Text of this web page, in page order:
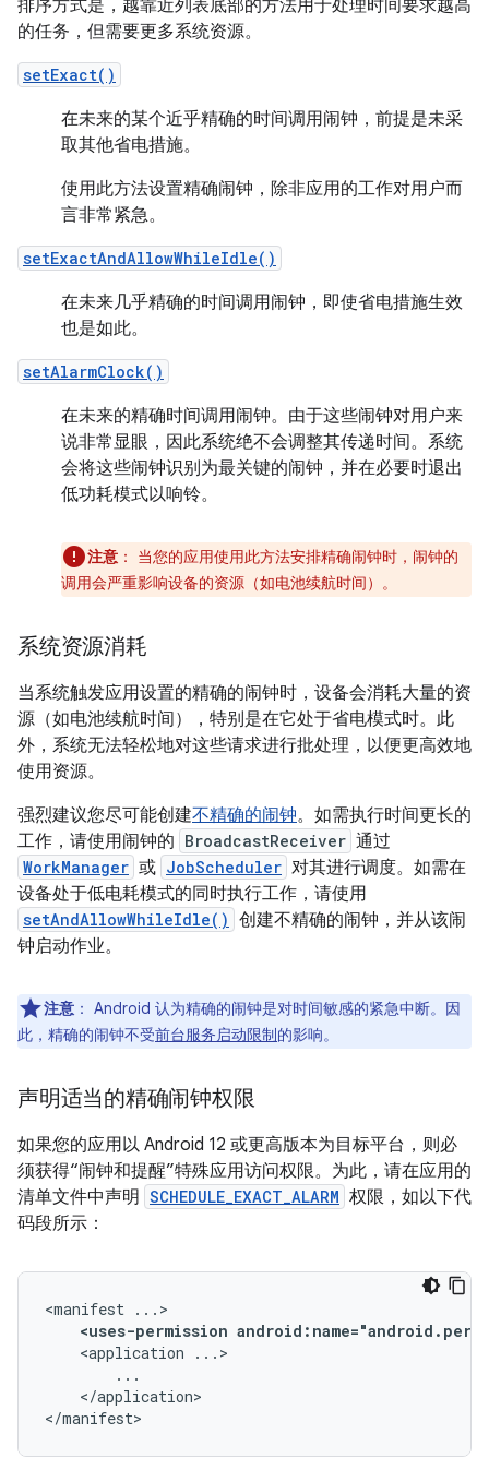
排序方式是，越靠近列表底部的方法用于处理时间要求越高
的任务，但需要更多系统资源。
setExact()
在未来的某个近乎精确的时间调用闹钟，前提是未采
取其他省电措施。
使用此方法设置精确闹钟，除非应用的工作对用户而
言非常紧急。
setExactAndAllowWhileIdle()
在未来几乎精确的时间调用闹钟，即使省电措施生效
也是如此。
setAlarmClock()
在未来的精确时间调用闹钟。由于这些闹钟对用户来
说非常显眼，因此系统绝不会调整其传递时间。系统
会将这些闹钟识别为最关键的闹钟，并在必要时退出
低功耗模式以响铃。
注意 ：
当您的应用使用此方法安排精确闹钟时，闹钟的
调用会严重影响设备的资源（如电池续航时间）。
系统资源消耗
当系统触发应用设置的精确的闹钟时，设备会消耗大量的资
源（如电池续航时间），特别是在它处于省电模式时。此
外，系统无法轻松地对这些请求进行批处理，以便更高效地
使用资源。
强烈建议您尽可能创建不精确的闹钟。如需执行时间更长的
工作，请使用闹钟的 BroadcastReceiver 通过
WorkManager 或 JobScheduler 对其进行调度。如需在
设备处于低电耗模式的同时执行工作，请使用
setAndAllowWhileIdle() 创建不精确的闹钟，并从该闹
钟启动作业。
注意 ： Android 认为精确的闹钟是对时间敏感的紧急中断。因
此，精确的闹钟不受前台服务启动限制的影响。
声明适当的精确闹钟权限
如果您的应用以 Android 12 或更高版本为目标平台，则必
须获得“闹钟和提醒”特殊应用访问权限。为此，请在应用的
清单文件中声明 SCHEDULE_EXACT_ALARM 权限，如以下代
码段所示：
<manifest
<uses-permission
<application
</application>
</manifest>